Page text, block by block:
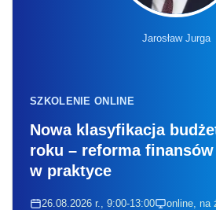
Jarosław Jurga
SZKOLENIE ONLINE
Nowa klasyfikacja
roku – reforma
w praktyce
26.08.2026 r., 9:00-13:00 online, na